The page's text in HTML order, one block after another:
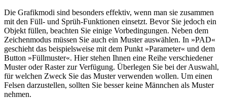
Die Grafikmodi sind besonders effektiv, wenn man sie zusammen
mit den Füll- und Sprüh-Funktionen einsetzt. Bevor Sie jedoch ein
Objekt füllen, beachten Sie einige Vorbedingungen. Neben dem
Zeichenmodus müssen Sie auch ein Muster auswählen. In »PAD«
geschieht das beispielsweise mit dem Punkt »Parameter« und dem
Button »Füllmuster«. Hier stehen Ihnen eine Reihe verschiedener
Muster oder Raster zur Verfügung. Überlegen Sie bei der Auswahl,
für welchen Zweck Sie das Muster verwenden wollen. Um einen
Felsen darzustellen, sollten Sie besser keine Männchen als Muster
nehmen.